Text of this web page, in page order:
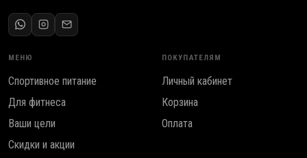
МЕНЮ
Спортивное питание
Для фитнеса
Ваши цели
Скидки и акции
ПОКУПАТЕЛЯМ
Личный кабинет
Корзина
Оплата